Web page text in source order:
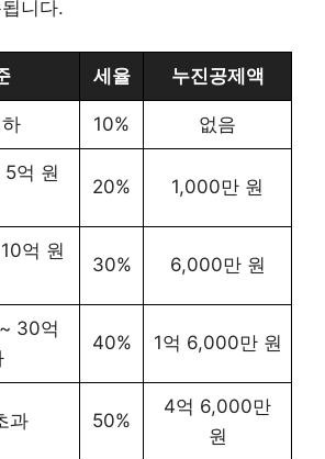
니다.
세율 누진공제액
10% 없음
5억 원
20% 1,000만 원
억 원
30% 6,000만 원
30억
40% 1억 6,000만 원
과 50%
4억 6,000만
원